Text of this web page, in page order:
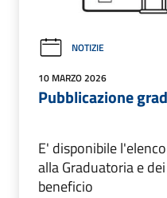
NOTIZIE
10 MARZO 2026
Pubblicazione
E' disponibile
alla Graduatoria e
beneficio